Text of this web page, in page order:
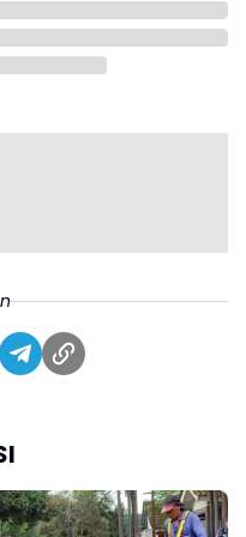
3.842 titik atau sekitar
BPJN
dapat selesai pada
puncak arus
puluh titik jalan
ini terus kami
BPJN Jambi, Dedy
BPJN Jambi juga